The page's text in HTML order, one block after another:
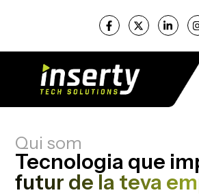
Qui som
Tecnologia que
futur de la teva